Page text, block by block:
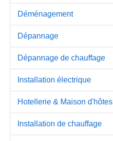
Déménagement
Dépannage
Dépannage de chauffage
Installation électrique
Hotellerie & Maison d'hôtes
Installation de chauffage